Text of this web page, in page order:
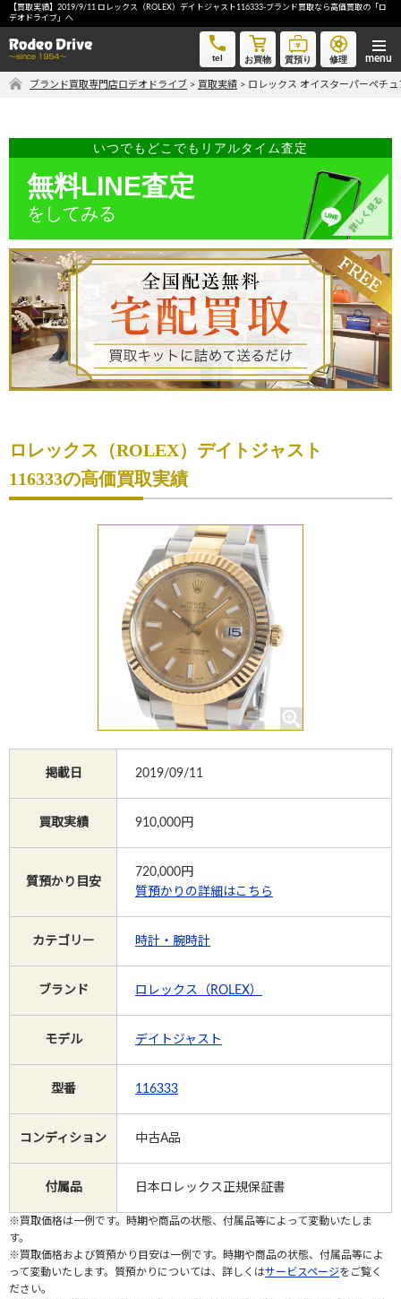
【買取実績】2019/9/11 ロレックス（ROLEX）デイトジャスト116333-ブランド買取なら高価買取の「ロ
デオドライブ」へ
tel お買物 質預り 修理
ロレックス オイスターパーペチュアルデイトジャスト2-ブランド買取なら高価買取の「ロデオドライブ」
へ
無料LINE査定
ご自宅にいながら品物を売りたい方へ
宅配買取申込
手間なく安全に売りたい方へ
出張買取申込
買取サービスのご案内
買取ブランド
お買物
質預かり
修理
電話で相談する
ブランド買取専門店ロデオドライブ > 買取実績 > ロレックス オイスターパーペチ
いつでもどこでもリアルタイム査定
無料LINE査定
をしてみる
ロレックス（ROLEX）デイトジャスト
116333の高価買取実績
掲載日 2019/09/11
買取実績 910,000円
質預かり目安
720,000円
質預かりの詳細はこちら
カテゴリー 時計・腕時計
ブランド ロレックス（ROLEX）
モデル デイトジャスト
型番 116333
コンディション 中古A品
付属品 日本ロレックス正規保証書
※買取価格は一例です。時期や商品の状態、付属品等によって変動いたしま
す。
※買取価格および質預かり目安は一例です。時期や商品の状態、付属品等によ
って変動いたします。質預かりについては、詳しくはサービスページをご覧く
ださい。